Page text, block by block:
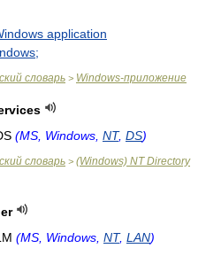
application
словарь > Windows-приложение
(MS, Windows, NT, DS)
словарь > (Windows) NT Directory
(MS, Windows, NT, LAN)